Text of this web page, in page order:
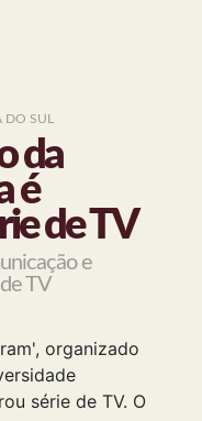
DO SUL
da
é
de TV
e
TV
organizado
série de TV. O